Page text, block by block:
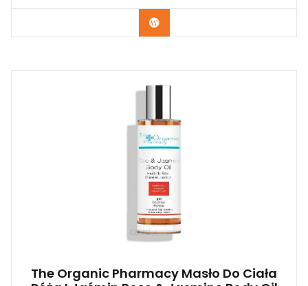
Zobacz
The Organic Pharmacy Masło Do Ciała